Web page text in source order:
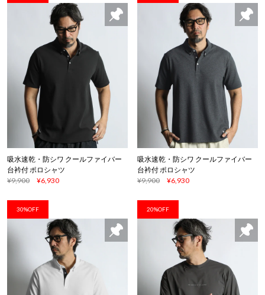
吸水速乾・防シワ クールファイバー
台衿付 ポロシャツ
¥9,900
¥6,930
吸水速乾・防シワ クールファイバー
台衿付 ポロシャツ
¥9,900
¥6,930
30%OFF 20%OFF